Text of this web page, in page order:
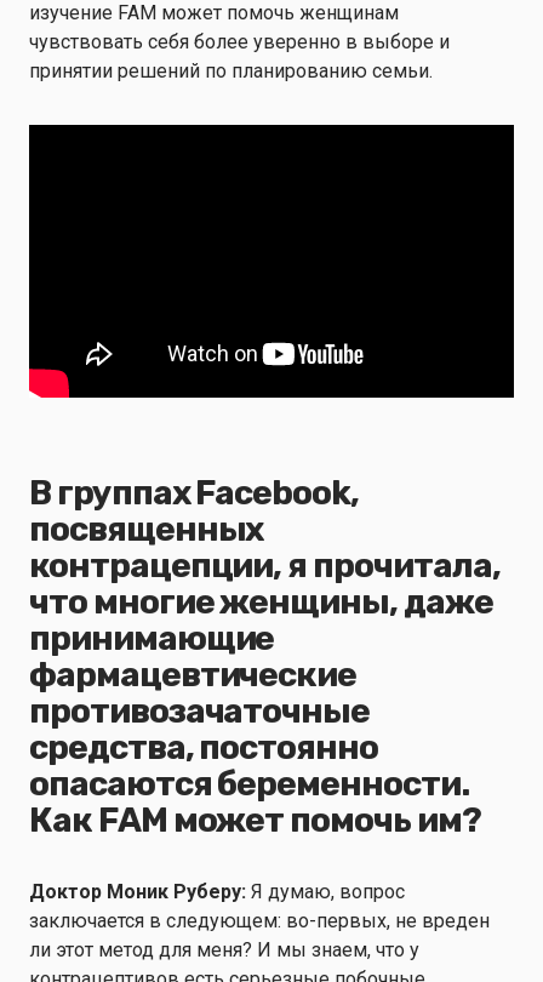
изучение FAM может помочь женщинам
чувствовать себя более уверенно в выборе и
принятии решений по планированию семьи.
В группах Facebook,
посвященных
контрацепции, я прочитала,
что многие женщины, даже
принимающие
фармацевтические
противозачаточные
средства, постоянно
опасаются беременности.
Как FAM может помочь им?
Доктор Моник Руберу: Я думаю, вопрос
заключается в следующем: во-первых, не вреден
ли этот метод для меня? И мы знаем, что у